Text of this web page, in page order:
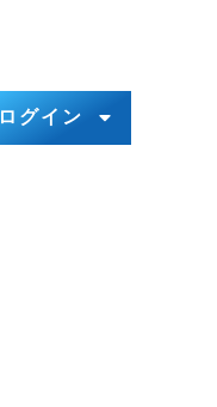
ログイン